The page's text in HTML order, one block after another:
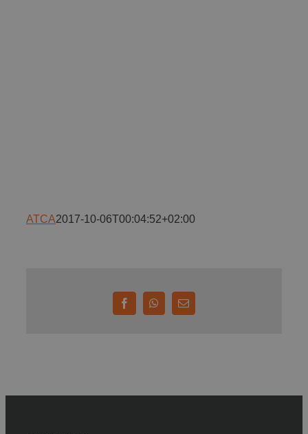
ATCA2017-10-06T00:04:52+02:00
FacebookWhatsApp
E-